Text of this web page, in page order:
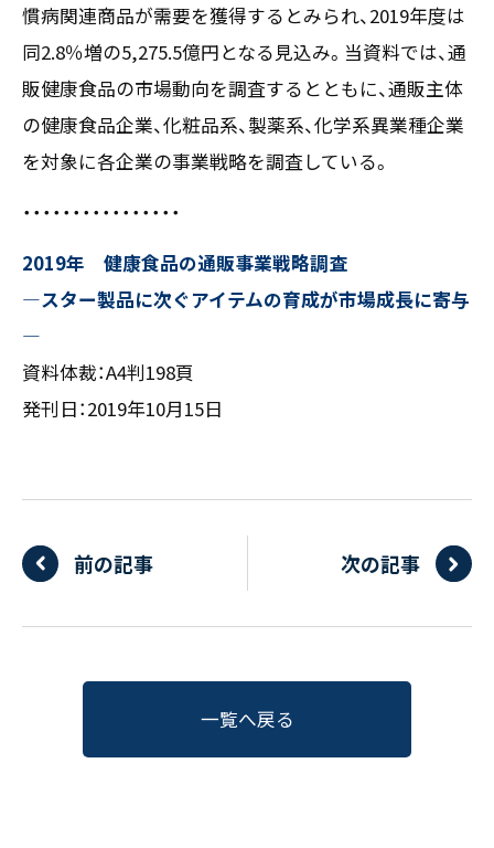
TPCマーケティングリサーチ株式会社
〒550-0013
大阪市西区新町2-4-2 なにわ筋SIAビル［ Map
TEL 06-6538-5358（代表）
慣病関連商品が需要を獲得するとみられ、2019年度は
同2.8％増の5,275.5億円となる見込み。当資料では、通
販健康食品の市場動向を調査するとともに、通販主体
の健康食品企業、化粧品系、製薬系、化学系異業種企業
を対象に各企業の事業戦略を調査している。
・・・・・・・・・・・・・・・・
2019年 健康食品の通販事業戦略調査
―スター製品に次ぐアイテムの育成が市場成長に寄与
―
資料体裁：A4判198頁
発刊日：2019年10月15日
前の記事 次の記事
一覧へ戻る